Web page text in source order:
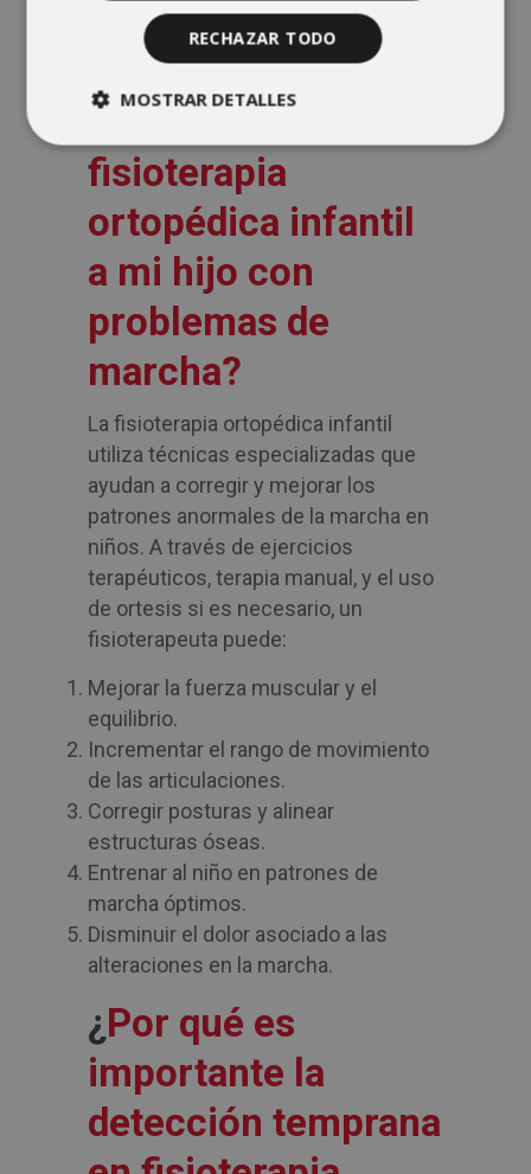
¿Cómo puede
ayudar la
fisioterapia
ortopédica infantil
a mi hijo con
problemas de
marcha?
La fisioterapia ortopédica infantil
utiliza técnicas especializadas que
ayudan a corregir y mejorar los
patrones anormales de la marcha en
niños. A través de ejercicios
terapéuticos, terapia manual, y el uso
de ortesis si es necesario, un
fisioterapeuta puede:
Mejorar la fuerza muscular y el
equilibrio.
Incrementar el rango de movimiento
de las articulaciones.
Corregir posturas y alinear
estructuras óseas.
Entrenar al niño en patrones de
marcha óptimos.
Disminuir el dolor asociado a las
alteraciones en la marcha.
¿Por qué es
importante la
detección temprana
RECHAZAR TODO
MOSTRAR DETALLES